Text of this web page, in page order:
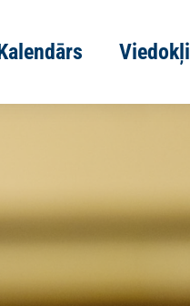
Viedokļi